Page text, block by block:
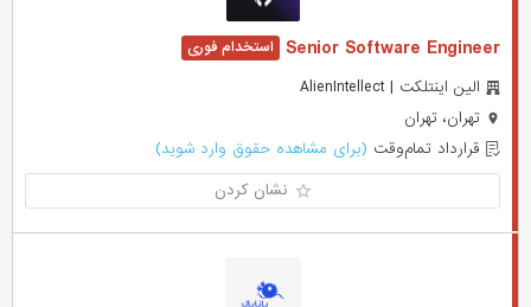
Senior Software Engineer
الین اینتلکت | AlienIntellect
تهران، تهران
قرارداد تمام‌وقت (برای مشاهده حقوق وارد شوید)
نشان کردن